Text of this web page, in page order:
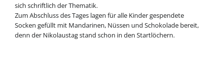
sich schriftlich der Thematik.
Zum Abschluss des Tages lagen für alle Kinder gespendete
Socken gefüllt mit Mandarinen, Nüssen und Schokolade bereit,
denn der Nikolaustag stand schon in den Startlöchern.